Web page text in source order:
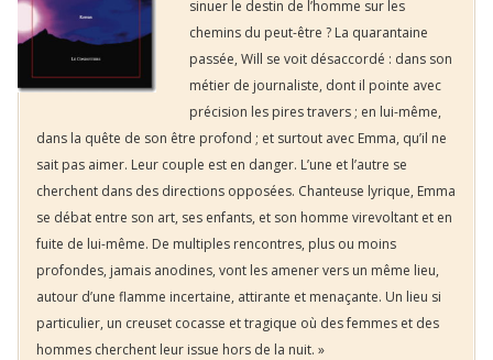
sinuer le destin de l’homme sur les
chemins du peut-être ? La quarantaine
passée, Will se voit désaccordé : dans son
métier de journaliste, dont il pointe avec
précision les pires travers ; en lui-même,
dans la quête de son être profond ; et surtout avec Emma, qu’il ne
sait pas aimer. Leur couple est en danger. L’une et l’autre se
cherchent dans des directions opposées. Chanteuse lyrique, Emma
se débat entre son art, ses enfants, et son homme virevoltant et en
fuite de lui-même. De multiples rencontres, plus ou moins
profondes, jamais anodines, vont les amener vers un même lieu,
autour d’une flamme incertaine, attirante et menaçante. Un lieu si
particulier, un creuset cocasse et tragique où des femmes et des
hommes cherchent leur issue hors de la nuit. »